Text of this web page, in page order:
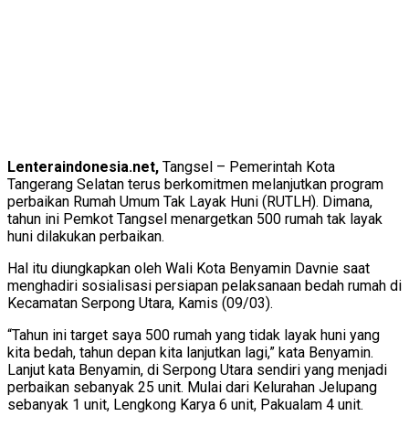
Lenteraindonesia.net, Tangsel – Pemerintah Kota
Tangerang Selatan terus berkomitmen melanjutkan program
perbaikan Rumah Umum Tak Layak Huni (RUTLH). Dimana,
tahun ini Pemkot Tangsel menargetkan 500 rumah tak layak
huni dilakukan perbaikan.
Hal itu diungkapkan oleh Wali Kota Benyamin Davnie saat
menghadiri sosialisasi persiapan pelaksanaan bedah rumah di
Kecamatan Serpong Utara, Kamis (09/03).
“Tahun ini target saya 500 rumah yang tidak layak huni yang
kita bedah, tahun depan kita lanjutkan lagi,” kata Benyamin.
Lanjut kata Benyamin, di Serpong Utara sendiri yang menjadi
perbaikan sebanyak 25 unit. Mulai dari Kelurahan Jelupang
sebanyak 1 unit, Lengkong Karya 6 unit, Pakualam 4 unit.